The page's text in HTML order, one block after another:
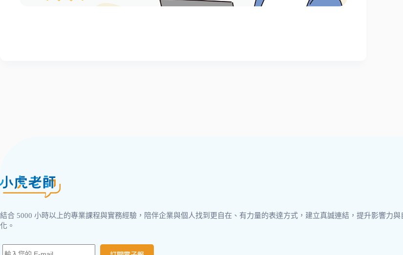
結合 5000 小時以上的專業課程與實務經驗，陪伴企業與個人找到更自在、有力量的表達方式，建立真誠連結，提升影響力
化。